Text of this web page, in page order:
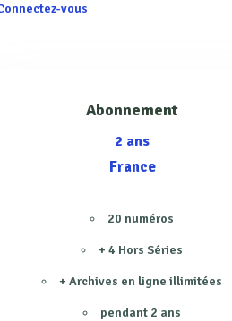
vous
Abonnement
2 ans
France
20 numéros
+ 4 Hors Séries
+ Archives en ligne illimitées
pendant 2 ans